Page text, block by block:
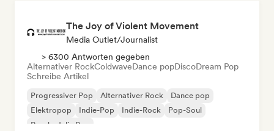
The Joy of Violent Movement
Media Outlet/Journalist
> 6300 Antworten gegeben
Alternativer RockColdwaveDance popDiscoDream Pop
Schreibe Artikel
Progressiver Pop Alternativer Rock
Dance pop
Elektropop
Indie-Pop Indie-Rock
Pop-Soul
Psychedelic Pop